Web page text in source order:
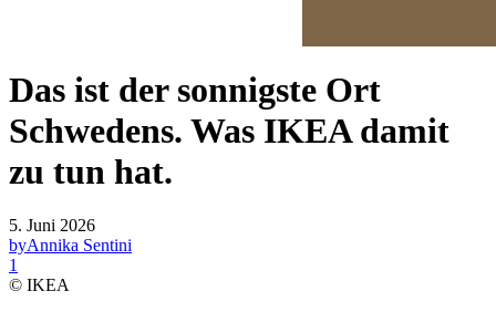
Das ist der sonnigste Ort
Schwedens. Was IKEA damit
zu tun hat.
5. Juni 2026
byAnnika Sentini
1
© IKEA